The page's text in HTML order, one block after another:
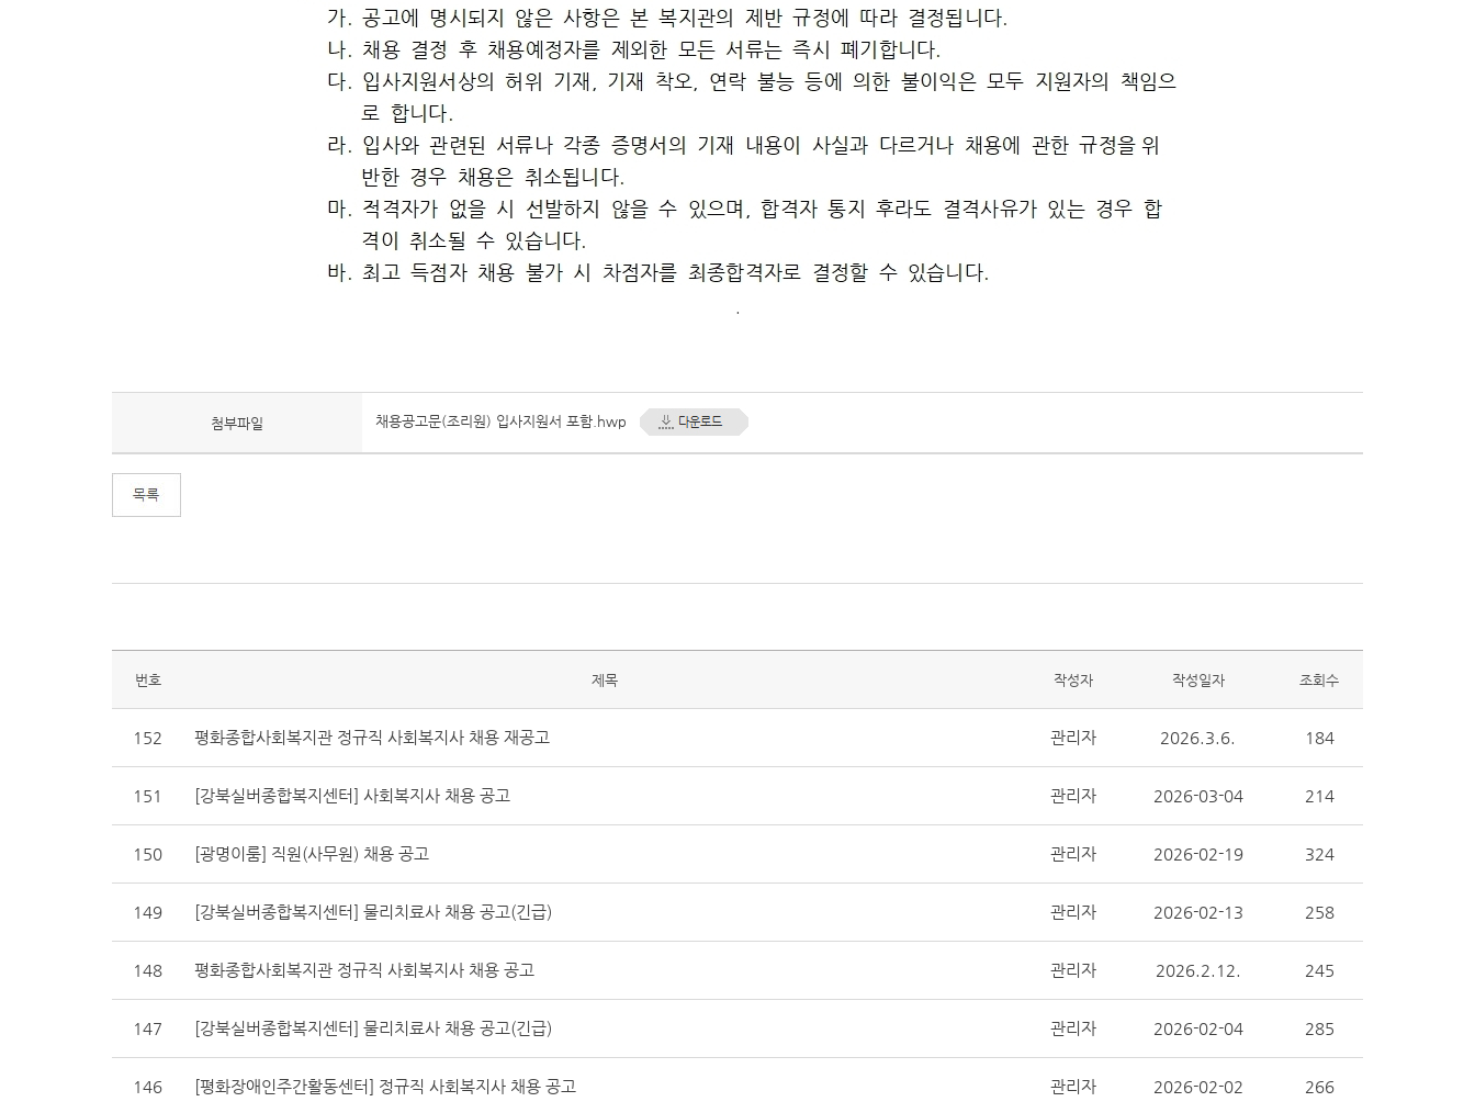
첨부파일 채용공고문(조리원) 입사지원서 포함.hwp
번호 제목 작성자 작성일자 조회수
152 평화종합사회복지관 정규직 사회복지사 채용 재공고 관리자 2026.3.6. 184
151 [강북실버종합복지센터] 사회복지사 채용 공고 관리자 2026-03-04 214
150 [광명이룸] 직원(사무원) 채용 공고 관리자 2026-02-19 324
149 [강북실버종합복지센터] 물리치료사 채용 공고(긴급) 관리자 2026-02-13 258
148 평화종합사회복지관 정규직 사회복지사 채용 공고 관리자 2026.2.12. 245
147 [강북실버종합복지센터] 물리치료사 채용 공고(긴급) 관리자 2026-02-04 285
146 [평화장애인주간활동센터] 정규직 사회복지사 채용 공고 관리자 2026-02-02 266